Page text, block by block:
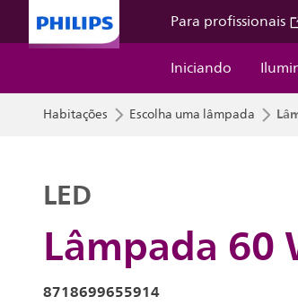
Para profissionais
Iniciando
Habitações Escolha uma lâmpada
Lâmpada 60
LED
8718699655914